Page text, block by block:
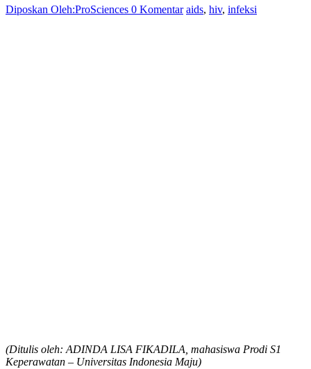
Diposkan Oleh:ProSciences 0 Komentar aids, hiv, infeksi
(Ditulis oleh: ADINDA LISA FIKADILA, mahasiswa Prodi S1
Keperawatan – Universitas Indonesia Maju)